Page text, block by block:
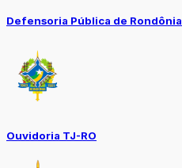
Defensoria Pública de Rondônia
Ouvidoria TJ-RO